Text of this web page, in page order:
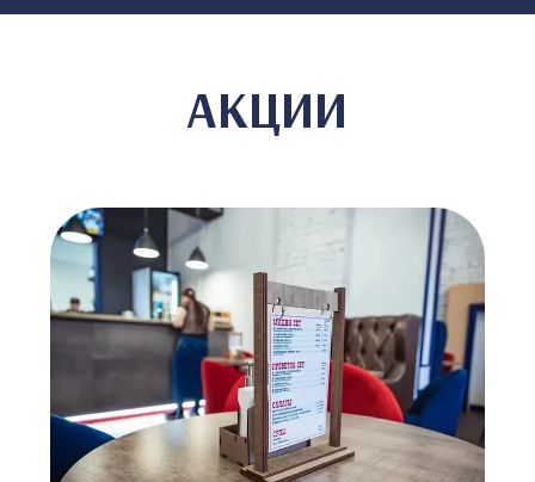
развивается, чтобы дарить вам еще
на сайте или в социальных сетях.